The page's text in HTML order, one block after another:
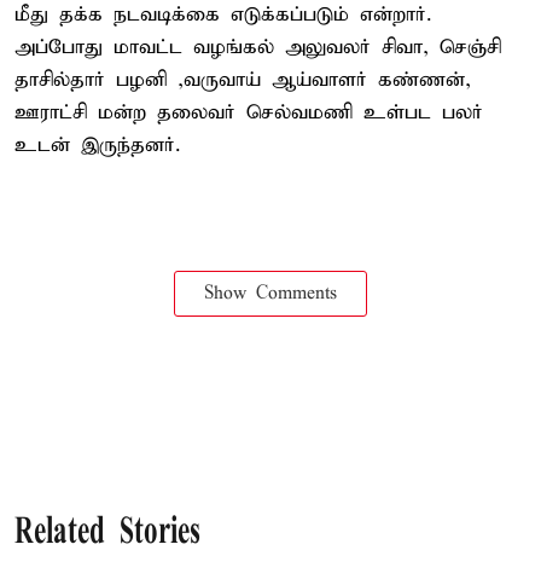
மீது தக்க நடவடிக்கை எடுக்கப்படும் என்றார்.
அப்போது மாவட்ட வழங்கல் அலுவலர் சிவா, செஞ்சி
தாசில்தார் பழனி ,வருவாய் ஆய்வாளர் கண்ணன்,
ஊராட்சி மன்ற தலைவர் செல்வமணி உள்பட பலர்
உடன் இருந்தனர்.
Show Comments
Related Stories